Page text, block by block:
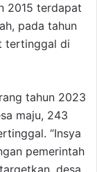
2015 terdapat
pada tahun
tertinggal di
tahun 2023
maju, 243
“Insya
pemerintah